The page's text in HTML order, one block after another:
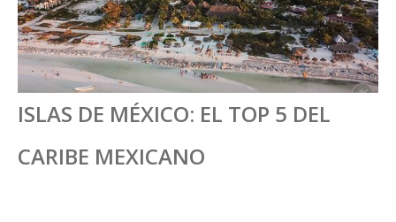
ISLAS DE MÉXICO: EL TOP 5 DEL
CARIBE MEXICANO